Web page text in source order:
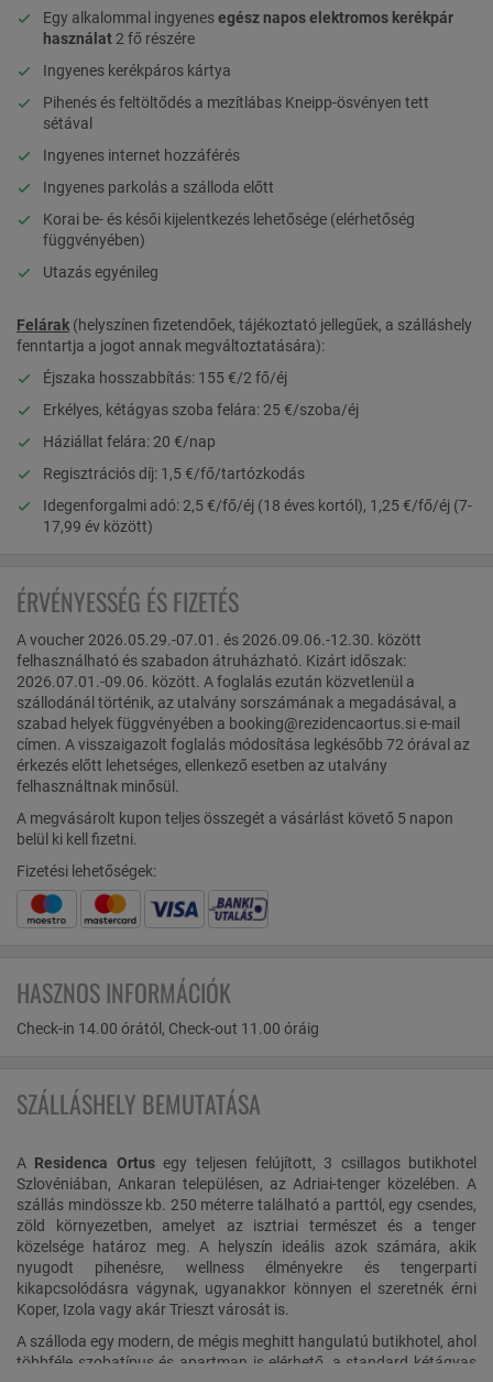
Egy alkalommal ingyenesegész napos elektromos kerékpár
használat 2 fő részére
Ingyenes kerékpáros kártya
Pihenés és feltöltődés a mezítlábas Kneipp-ösvényen tett
sétával
Ingyenes internet hozzáférés
Ingyenes parkolás a szálloda előtt
Korai be- és késői kijelentkezés lehetősége (elérhetőség
függvényében)
Utazás egyénileg
Felárak (helyszínen fizetendőek, tájékoztató jellegűek, a szálláshely
fenntartja a jogot annak megváltoztatására):
Éjszaka hosszabbítás: 155 €/2 fő/éj
Erkélyes, kétágyas szoba felára: 25 €/szoba/éj
Háziállat felára: 20 €/nap
Regisztrációs díj: 1,5 €/fő/tartózkodás
Idegenforgalmi adó: 2,5 €/fő/éj (18 éves kortól), 1,25 €/fő/éj (7-
17,99 év között)
ÉRVÉNYESSÉG ÉS FIZETÉS
A voucher 2026.05.29.-07.01. és 2026.09.06.-12.30. között
felhasználható és szabadon átruházható. Kizárt időszak:
2026.07.01.-09.06. között. A foglalás ezután közvetlenül a
szállodánál történik, az utalvány sorszámának a megadásával, a
szabad helyek függvényében a booking@rezidencaortus.si e-mail
címen. A visszaigazolt foglalás módosítása legkésőbb 72 órával az
érkezés előtt lehetséges, ellenkező esetben az utalvány
felhasználtnak minősül.
A megvásárolt kupon teljes összegét a vásárlást követő 5 napon
belül ki kell fizetni.
Fizetési lehetőségek:
HASZNOS INFORMÁCIÓK
Check-in 14.00 órától, Check-out 11.00 óráig​
SZÁLLÁSHELY BEMUTATÁSA
A Residenca Ortusegy teljesen felújított, 3 csillagos butikhotel
Szlovéniában, Ankaran településen, az Adriai-tenger közelében. A
szállás mindössze kb. 250 méterre található a parttól, egy csendes,
zöld környezetben, amelyet az isztriai természet és a tenger
közelsége határoz meg. A helyszín ideális azok számára, akik
nyugodt pihenésre, wellness élményekre és tengerparti
kikapcsolódásra vágynak, ugyanakkor könnyen el szeretnék érni
Koper, Izola vagy akár Trieszt városát is.
A szálloda egy modern, de mégis meghitt hangulatú butikhotel, ahol
többféle szobatípus és apartman is elérhető, a standard kétágyas